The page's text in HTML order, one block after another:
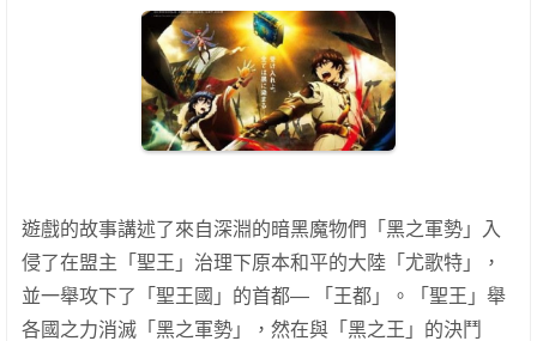
遊戲的故事講述了來自深淵的暗黑魔物們「黑之軍勢」入
侵了在盟主「聖王」治理下原本和平的大陸「尤歌特」，
並一舉攻下了「聖王國」的首都— 「王都」。「聖王」舉
各國之力消滅「黑之軍勢」，然在與「黑之王」的決鬥